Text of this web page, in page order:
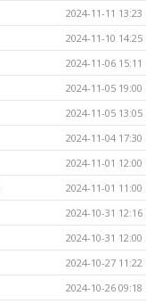
2024-11-11 13:23
2024-11-10 14:25
2024-11-06 15:11
2024-11-05 19:00
2024-11-05 13:05
2024-11-04 17:30
2024-11-01 12:00
2024-11-01 11:00
2024-10-31 12:16
2024-10-31 12:00
2024-10-27 11:22
2024-10-26 09:18